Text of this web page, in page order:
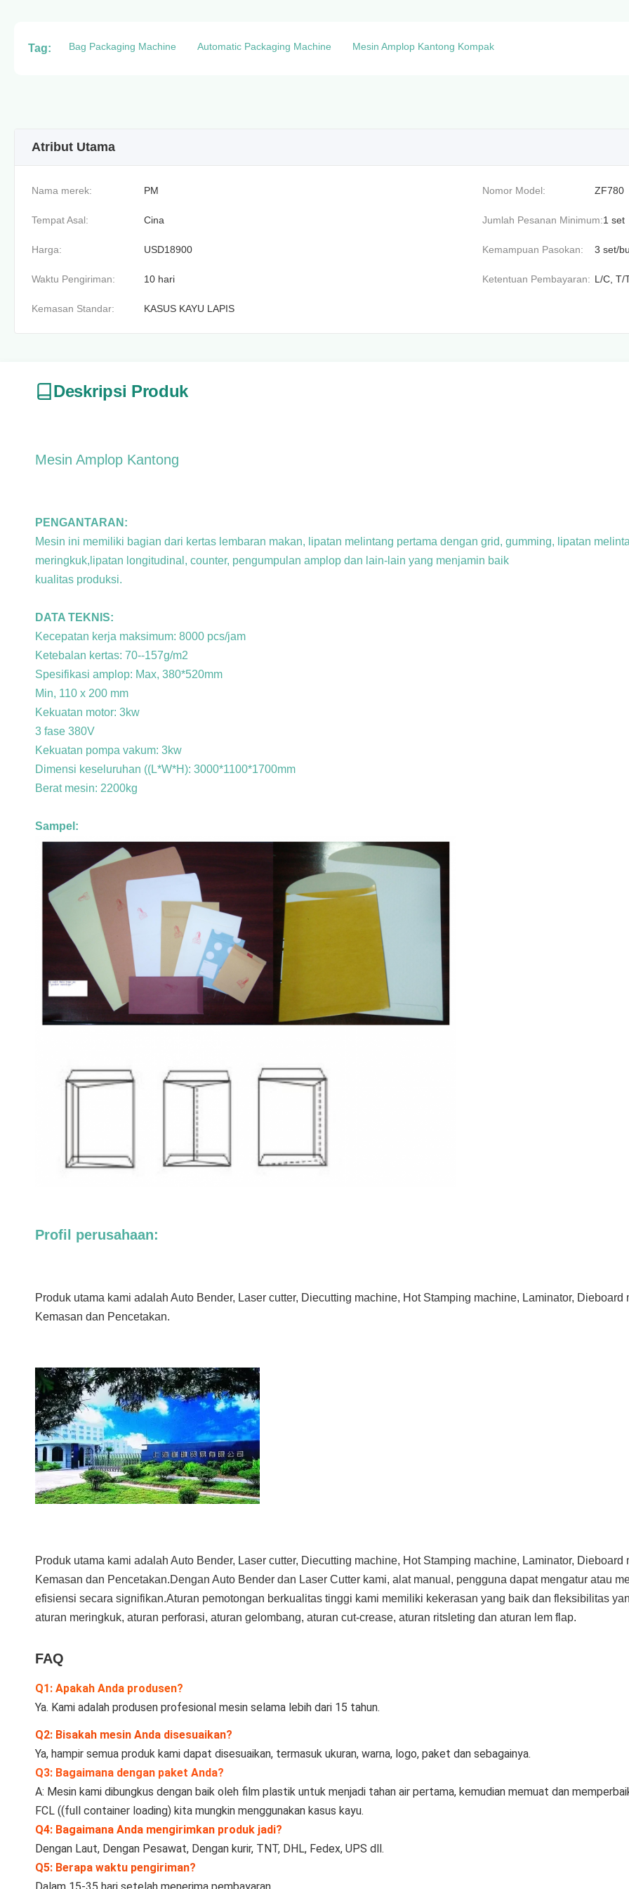
Tag: Bag Packaging Machine Automatic Packaging Machine Mesin Amplop Kantong Kompak
Atribut Utama
Nama merek: PM Nomor Model: ZF780
Tempat Asal: Cina Jumlah Pesanan Minimum:1 set
Harga: USD18900 Kemampuan Pasokan: 3 set/
Waktu Pengiriman: 10 hari Ketentuan Pembayaran: L/C, T/
Kemasan Standar: KASUS KAYU LAPIS
Deskripsi Produk
Mesin Amplop Kantong
PENGANTARAN:
Mesin ini memiliki bagian dari kertas lembaran makan, lipatan melintang pertama dengan grid, gumming, lipatan
meringkuk, lipatan longitudinal, counter, pengumpulan amplop dan lain-lain yang menjamin baik
kualitas produksi.
DATA TEKNIS:
Kecepatan kerja maksimum: 8000 pcs/jam
Ketebalan kertas: 70--157g/m2
Spesifikasi amplop: Max, 380*520mm
Min, 110 x 200 mm
Kekuatan motor: 3kw
3 fase 380V
Kekuatan pompa vakum: 3kw
Dimensi keseluruhan ((L*W*H): 3000*1100*1700mm
Berat mesin: 2200kg
Sampel:
Profil perusahaan:
Produk utama kami adalah Auto Bender, Laser cutter, Diecutting machine, Hot Stamping machine, Laminator,
Kemasan dan Pencetakan.
Produk utama kami adalah Auto Bender, Laser cutter, Diecutting machine, Hot Stamping machine, Laminator,
Kemasan dan Pencetakan.Dengan Auto Bender dan Laser Cutter kami, alat manual, pengguna dapat mengatur atau
efisiensi secara signifikan.Aturan pemotongan berkualitas tinggi kami memiliki kekerasan yang baik dan fleksibilitas
aturan meringkuk, aturan perforasi, aturan gelombang, aturan cut-crease, aturan ritsleting dan aturan lem flap.
FAQ
Q1: Apakah Anda produsen?
Ya. Kami adalah produsen profesional mesin selama lebih dari 15 tahun.
Q2: Bisakah mesin Anda disesuaikan?
Ya, hampir semua produk kami dapat disesuaikan, termasuk ukuran, warna, logo, paket dan sebagainya.
Q3: Bagaimana dengan paket Anda?
A: Mesin kami dibungkus dengan baik oleh film plastik untuk menjadi tahan air pertama, kemudian memuat dan
FCL ((full container loading) kita mungkin menggunakan kasus kayu.
Q4: Bagaimana Anda mengirimkan produk jadi?
Dengan Laut, Dengan Pesawat, Dengan kurir, TNT, DHL, Fedex, UPS dll.
Q5: Berapa waktu pengiriman?